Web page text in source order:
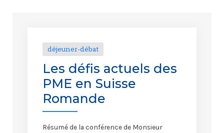
déjeuner-débat
Les défis actuels des
PME en Suisse
Romande
Résumé de la conférence de Monsieur